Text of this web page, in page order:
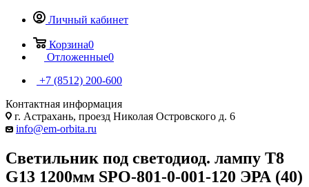
Личный кабинет
Корзина0
Отложенные0
+7 (8512) 200-600
Контактная информация
г. Астрахань, проезд Николая Островского д. 6
info@em-orbita.ru
Светильник под светодиод. лампу T8
G13 1200мм SPO-801-0-001-120 ЭРА (40)